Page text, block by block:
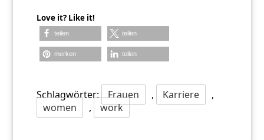
Love it? Like it!
teilen teilen
merken teilen
Schlagwörter: Frauen , Karriere
,
women
, work